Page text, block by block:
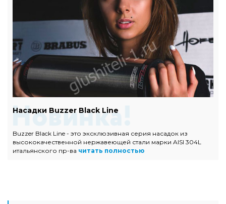
Насадки Buzzer Black Line
Buzzer Black Line - это эксклюзивная серия насадок из
высококачественной нержавеющей стали марки AISI 304L
итальянского пр-ва читать полностью